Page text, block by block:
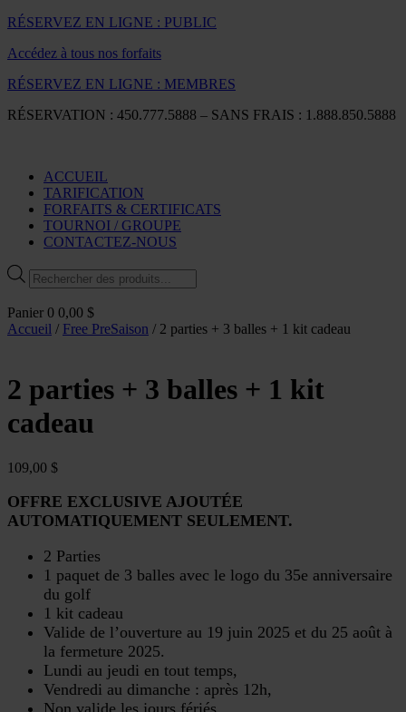
RÉSERVEZ EN LIGNE : PUBLIC
Accédez à tous nos forfaits
RÉSERVEZ EN LIGNE : MEMBRES
RÉSERVATION : 450.777.5888 – SANS FRAIS : 1.888.850.5888
ACCUEIL
TARIFICATION
FORFAITS & CERTIFICATS
TOURNOI / GROUPE
CONTACTEZ-NOUS
Recherche
de
produits
Panier 0 0,00 $
Accueil / Free PreSaison / 2 parties + 3 balles + 1 kit cadeau
2 parties + 3 balles + 1 kit
cadeau
109,00 $
OFFRE EXCLUSIVE AJOUTÉE
AUTOMATIQUEMENT SEULEMENT.
2 Parties
1 paquet de 3 balles avec le logo du 35e anniversaire
du golf
1 kit cadeau
Valide de l’ouverture au 19 juin 2025 et du 25 août à
la fermeture 2025.
Lundi au jeudi en tout temps,
Vendredi au dimanche : après 12h,
Non valide les jours fériés